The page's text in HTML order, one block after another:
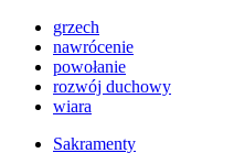
grzech
nawrócenie
powołanie
rozwój duchowy
wiara
Sakramenty